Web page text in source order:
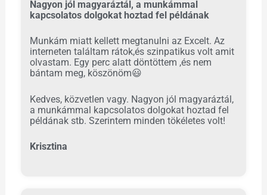
Nagyon jól magyaráztál, a munkámmal
kapcsolatos dolgokat hoztad fel példának
Munkám miatt kellett megtanulni az Excelt. Az
interneten találtam rátok,és szinpatikus volt amit
olvastam. Egy perc alatt döntöttem ,és nem
bántam meg, köszönöm😃
Kedves, közvetlen vagy. Nagyon jól magyaráztál,
a munkámmal kapcsolatos dolgokat hoztad fel
példának stb. Szerintem minden tökéletes volt!
Krisztina